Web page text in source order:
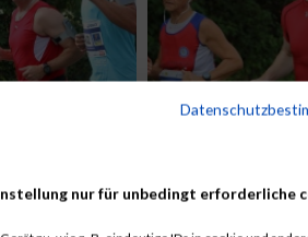
Neuigkeiten
nur für unbedingt erforderliche